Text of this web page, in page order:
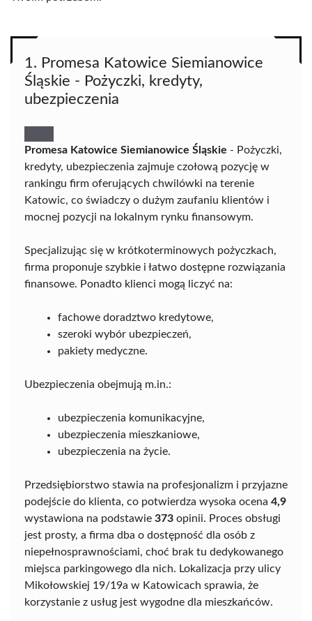
1. Promesa Katowice Siemianowice
Śląskie - Pożyczki, kredyty,
ubezpieczenia
Promesa Katowice Siemianowice Śląskie - Pożyczki,
kredyty, ubezpieczenia zajmuje czołową pozycję w
rankingu firm oferujących chwilówki na terenie
Katowic, co świadczy o dużym zaufaniu klientów i
mocnej pozycji na lokalnym rynku finansowym.
Specjalizując się w krótkoterminowych pożyczkach,
firma proponuje szybkie i łatwo dostępne rozwiązania
finansowe. Ponadto klienci mogą liczyć na:
fachowe doradztwo kredytowe,
szeroki wybór ubezpieczeń,
pakiety medyczne.
Ubezpieczenia obejmują m.in.:
ubezpieczenia komunikacyjne,
ubezpieczenia mieszkaniowe,
ubezpieczenia na życie.
Przedsiębiorstwo stawia na profesjonalizm i przyjazne
podejście do klienta, co potwierdza wysoka ocena 4,9
wystawiona na podstawie 373 opinii. Proces obsługi
jest prosty, a firma dba o dostępność dla osób z
niepełnosprawnościami, choć brak tu dedykowanego
miejsca parkingowego dla nich. Lokalizacja przy ulicy
Mikołowskiej 19/19a w Katowicach sprawia, że
korzystanie z usług jest wygodne dla mieszkańców.